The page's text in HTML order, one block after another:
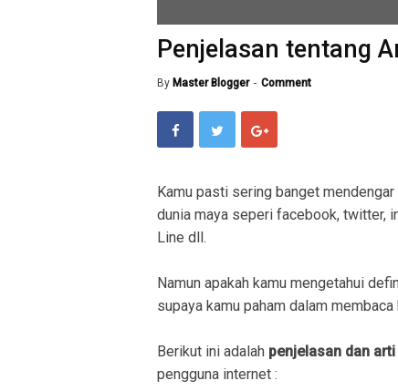
Penjelasan tentang
By Master Blogger Comment
Kamu pasti sering banget
dunia maya seperi facebook, twitter,
Line dll.
Namun apakah kamu mengetahui
supaya kamu paham dalam
Berikut ini adalah penjelasan dan
pengguna internet :